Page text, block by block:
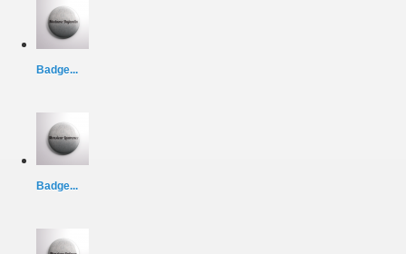
Badge...
Badge...